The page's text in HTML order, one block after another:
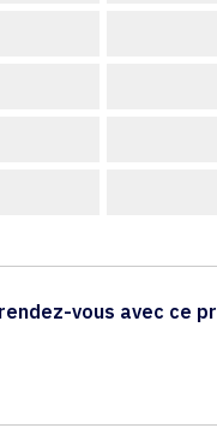
vous avec ce